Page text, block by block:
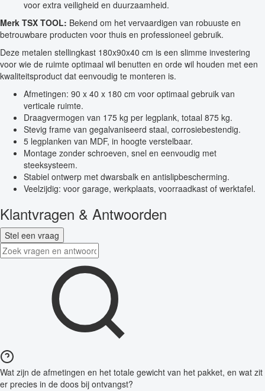
voor extra veiligheid en duurzaamheid.
Merk TSX TOOL: Bekend om het vervaardigen van robuuste en
betrouwbare producten voor thuis en professioneel gebruik.
Deze metalen stellingkast 180x90x40 cm is een slimme investering
voor wie de ruimte optimaal wil benutten en orde wil houden met een
kwaliteitsproduct dat eenvoudig te monteren is.
Afmetingen: 90 x 40 x 180 cm voor optimaal gebruik van
verticale ruimte.
Draagvermogen van 175 kg per legplank, totaal 875 kg.
Stevig frame van gegalvaniseerd staal, corrosiebestendig.
5 legplanken van MDF, in hoogte verstelbaar.
Montage zonder schroeven, snel en eenvoudig met
steeksysteem.
Stabiel ontwerp met dwarsbalk en antislipbescherming.
Veelzijdig: voor garage, werkplaats, voorraadkast of werktafel.
Klantvragen & Antwoorden
Stel een vraag
Wat zijn de afmetingen en het totale gewicht van het pakket, en wat zit
er precies in de doos bij ontvangst?